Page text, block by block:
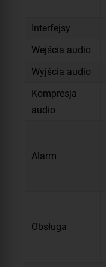
Interfejsy
Wejścia audio
Wyjścia audio
Kompresja
audio
Alarm
Obsługa